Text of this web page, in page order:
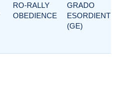
RO-RALLY
OBEDIENCE
GRADO
ESORDIENTI
(GE)